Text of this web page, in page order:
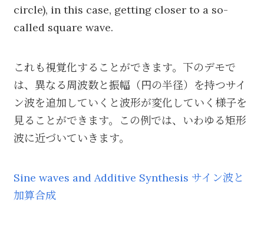
circle), in this case, getting closer to a so-
called square wave.
これも視覚化することができます。下のデモで
は、異なる周波数と振幅（円の半径）を持つサイ
ン波を追加していくと波形が変化していく様子を
見ることができます。この例では、いわゆる矩形
波に近づいていきます。
Sine waves and Additive Synthesis サイン波と
加算合成